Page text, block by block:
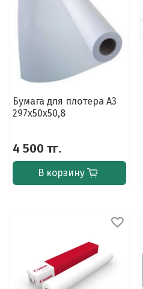
Бумага для плотера A3
297х50х50,8
4 500 тг.
В корзину